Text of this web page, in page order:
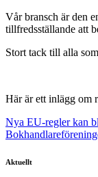
Vår bransch är den
tillfredsställande att
Stort tack till alla
Här är ett inlägg om
Nya EU-regler kan
Aktuellt